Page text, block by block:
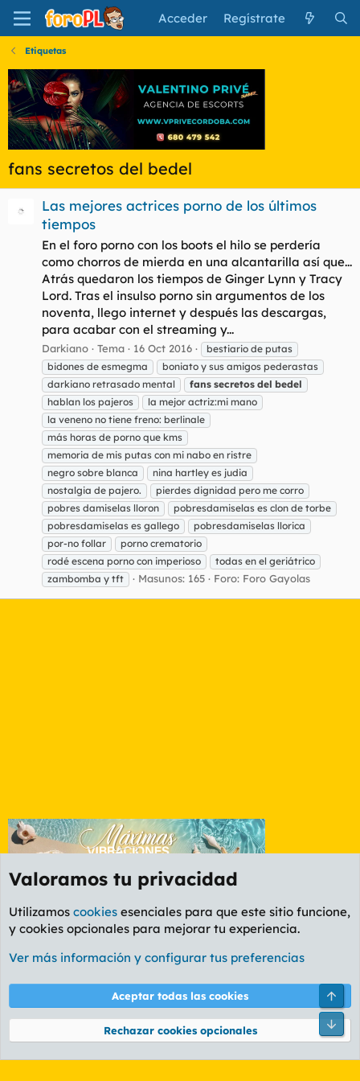
Acceder Regístrate
Etiquetas
fans secretos del bedel
Las mejores actrices porno de los últimos
tiempos
En el foro porno con los boots el hilo se perdería
como chorros de mierda en una alcantarilla así que...
Atrás quedaron los tiempos de Ginger Lynn y Tracy
Lord. Tras el insulso porno sin argumentos de los
noventa, llego internet y después las descargas,
para acabar con el streaming y...
Darkiano Tema 16 Oct 2016
bestiario de putas
bidones de esmegma
boniato y sus amigos pederastas
darkiano retrasado mental
fans secretos del bedel
hablan los pajeros
la mejor actriz:mi mano
la veneno no tiene freno: berlinale
más horas de porno que kms
memoria de mis putas con mi nabo en ristre
negro sobre blanca
nina hartley es judia
nostalgia de pajero.
pierdes dignidad pero me corro
pobres damiselas lloron
pobresdamiselas es clon de torbe
pobresdamiselas es gallego
pobresdamiselas llorica
por-no follar
porno crematorio
rodé escena porno con imperioso
todas en el geriátrico
zambomba y tft
Masunos: 165 Foro: Foro Gayolas
Etiquetas
Cookies
PL OLDSTYLE AMARILLO
Términos y reglas Política de privacidad Ayuda
Community platform by XenForo® © 2010-2026 XenForo Ltd.
Valoramos tu privacidad
Utilizamos cookies esenciales para que este sitio funcione,
y cookies opcionales para mejorar tu experiencia.
Ver más información y configurar tus preferencias
Aceptar todas las cookies
Rechazar cookies opcionales
Pie